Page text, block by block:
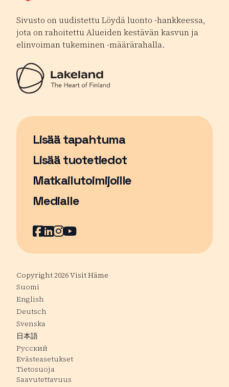
Sivusto on uudistettu Löydä luonto -hankkeessa,
jota on rahoitettu Alueiden kestävän kasvun ja
elinvoiman tukeminen -määrärahalla.
Lisää tapahtuma
Sivu avautuu uudessa ikkunassa
Lisää tuotetiedot
Matkailutoimijoille
Medialle
Facebook
Sivu avautuu uudessa ikkunassa
LinkedIn
Sivu avautuu uudessa ikkunassa
Instagram
Sivu avautuu uudessa
YouTube
Sivu avautuu uudessa
Copyright 2026 Visit Häme
Suomi
English
Deutsch
Svenska
日本語
Русский
Evästeasetukset
Tietosuoja
Saavutettavuus